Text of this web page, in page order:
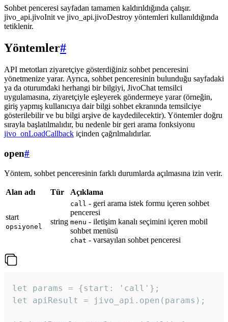
Sohbet penceresi sayfadan tamamen kaldırıldığında çalışır.
jivo_api.jivoInit ve jivo_api.jivoDestroy yöntemleri kullanıldığında
tetiklenir.
Yöntemler#
API metotları ziyaretçiye gösterdiğiniz sohbet penceresini
yönetmenize yarar. Ayrıca, sohbet penceresinin bulunduğu sayfadaki
ya da oturumdaki herhangi bir bilgiyi, JivoChat temsilci
uygulamasına, ziyaretçiyle eşleyerek göndermeye yarar (örneğin,
giriş yapmış kullanıcıya dair bilgi sohbet ekranında temsilciye
gösterilebilir ve bu bilgi arşive de kaydedilecektir). Yöntemler doğru
sırayla başlatılmalıdır, bu nedenle bir geri arama fonksiyonu
jivo_onLoadCallback içinden çağrılmalıdırlar.
open#
Yöntem, sohbet penceresinin farklı durumlarda açılmasına izin verir.
Alan adı Tür Açıklama
start
opsiyonel
string
call - geri arama istek formu içeren sohbet
penceresi
menu - iletişim kanalı seçimini içeren mobil
sohbet menüsü
chat - varsayılan sohbet penceresi
let params = {start: 'call'};
let apiResult = jivo_api.open(params);